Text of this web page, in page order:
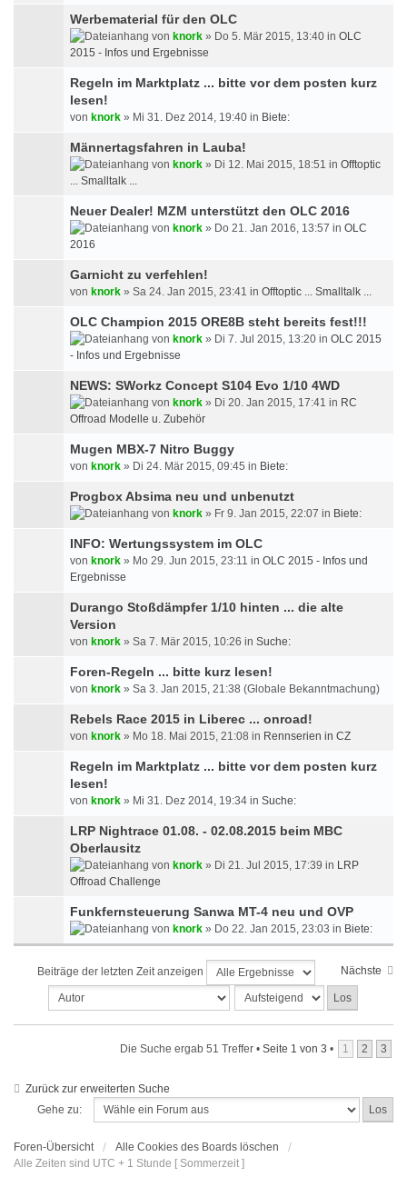
Werbematerial für den OLC
von knork » Do 5. Mär 2015, 13:40 in OLC
2015 - Infos und Ergebnisse
Regeln im Marktplatz ... bitte vor dem posten kurz
lesen!
von knork » Mi 31. Dez 2014, 19:40 in Biete:
Männertagsfahren in Lauba!
von knork » Di 12. Mai 2015, 18:51 in Offtoptic
... Smalltalk ...
Neuer Dealer! MZM unterstützt den OLC 2016
von knork » Do 21. Jan 2016, 13:57 in OLC
2016
Garnicht zu verfehlen!
von knork » Sa 24. Jan 2015, 23:41 in Offtoptic ... Smalltalk ...
OLC Champion 2015 ORE8B steht bereits fest!!!
von knork » Di 7. Jul 2015, 13:20 in OLC 2015
- Infos und Ergebnisse
NEWS: SWorkz Concept S104 Evo 1/10 4WD
von knork » Di 20. Jan 2015, 17:41 in RC
Offroad Modelle u. Zubehör
Mugen MBX-7 Nitro Buggy
von knork » Di 24. Mär 2015, 09:45 in Biete:
Progbox Absima neu und unbenutzt
von knork » Fr 9. Jan 2015, 22:07 in Biete:
INFO: Wertungssystem im OLC
von knork » Mo 29. Jun 2015, 23:11 in OLC 2015 - Infos und
Ergebnisse
Durango Stoßdämpfer 1/10 hinten ... die alte
Version
von knork » Sa 7. Mär 2015, 10:26 in Suche:
Foren-Regeln ... bitte kurz lesen!
von knork » Sa 3. Jan 2015, 21:38 (Globale Bekanntmachung)
Rebels Race 2015 in Liberec ... onroad!
von knork » Mo 18. Mai 2015, 21:08 in Rennserien in CZ
Regeln im Marktplatz ... bitte vor dem posten kurz
lesen!
von knork » Mi 31. Dez 2014, 19:34 in Suche:
LRP Nightrace 01.08. - 02.08.2015 beim MBC
Oberlausitz
von knork » Di 21. Jul 2015, 17:39 in LRP
Offroad Challenge
Funkfernsteuerung Sanwa MT-4 neu und OVP
von knork » Do 22. Jan 2015, 23:03 in Biete:
Nächste
Beiträge der letzten Zeit anzeigen
Die Suche ergab 51 Treffer • Seite 1 von 3 • 1 2 3
Zurück zur erweiterten Suche
Gehe zu:
Foren-Übersicht
Alle Cookies des Boards löschen
Alle Zeiten sind UTC + 1 Stunde [ Sommerzeit ]